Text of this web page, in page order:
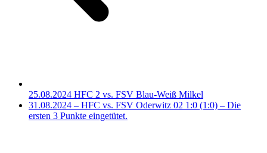
25.08.2024 HFC 2 vs. FSV Blau-Weiß Milkel
31.08.2024 – HFC vs. FSV Oderwitz 02 1:0 (1:0) – Die
ersten 3 Punkte eingetütet.